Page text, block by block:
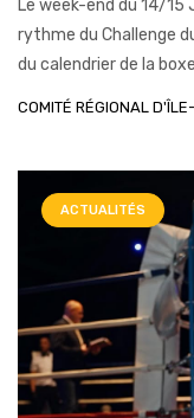
Le week-end du 14/15
rythme du Challenge
du calendrier de la
COMITÉ RÉGIONAL
ACTUALITÉS